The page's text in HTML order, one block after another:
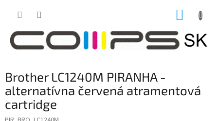
Brother LC1240M PIRANHA -
alternatívna červená atramentová
cartridge